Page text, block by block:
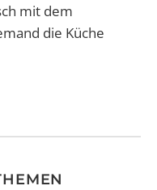
mit dem
die Küche